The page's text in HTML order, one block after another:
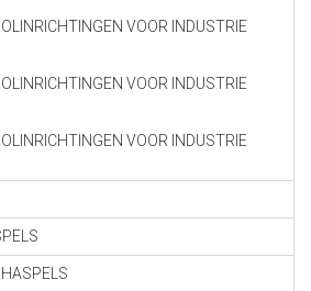
VOOR INDUSTRIE
VOOR INDUSTRIE
VOOR INDUSTRIE